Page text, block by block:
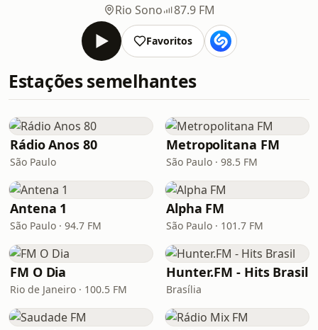
Rio Sono
87.9 FM
Favoritos
Estações semelhantes
Rádio Anos 80
São Paulo
Metropolitana FM
São Paulo · 98.5 FM
Antena 1
São Paulo · 94.7 FM
Alpha FM
São Paulo · 101.7 FM
FM O Dia
Rio de Janeiro · 100.5 FM
Hunter.FM - Hits Brasil
Brasília